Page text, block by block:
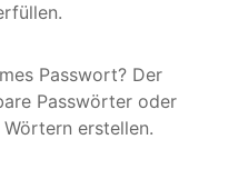
Passwort? Der
Passwörter oder
erstellen.